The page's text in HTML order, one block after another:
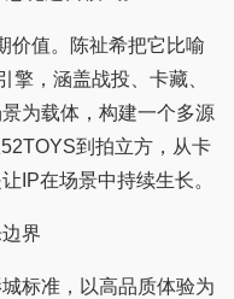
值。陈祉希把它比喻
擎，涵盖战投、卡藏、
为载体，构建一个多源
到拍立方，从卡
IP在场景中持续生长。
界
标准，以高品质体验为